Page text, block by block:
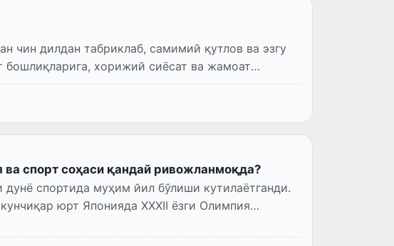
чин дилдан табриклаб, самимий қутлов ва эзгу
бошлиқларига, хорижий сиёсат ва жамоат
спорт соҳаси қандай ривожланмоқда?
спортида муҳим йил бўлиши кутилаётганди.
юрт Японияда XXXII ёзги Олимпия